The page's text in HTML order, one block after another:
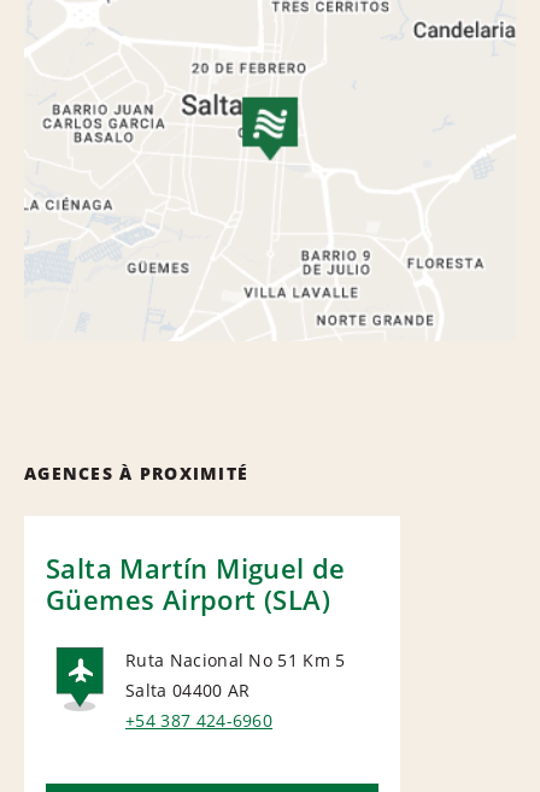
AGENCES À PROXIMITÉ
Salta Martín Miguel de
Güemes Airport (SLA)
AIRPORT
Ruta Nacional No 51 Km 5
Salta 04400 AR
+54 387 424-6960